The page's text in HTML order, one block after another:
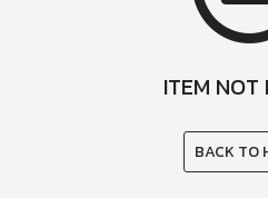
ITEM NOT
BACK TO